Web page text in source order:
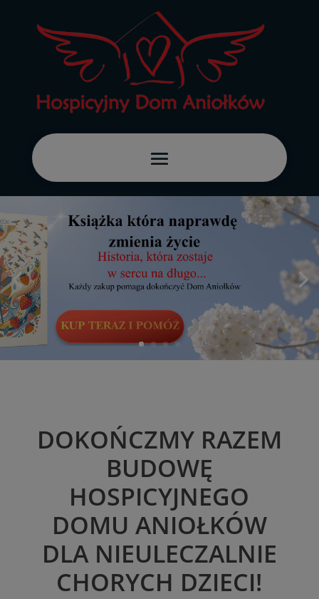
DOKOŃCZMY RAZEM
BUDOWĘ
HOSPICYJNEGO
DOMU ANIOŁKÓW
DLA NIEULECZALNIE
CHORYCH DZIECI!